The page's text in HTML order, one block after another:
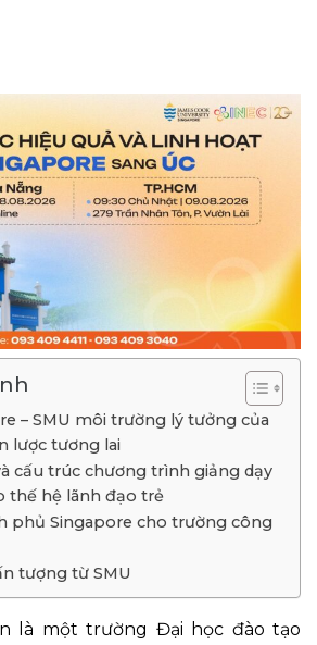
– SMU môi trường lý tưởng của
lược tương lai
cấu trúc chương trình giảng dạy
thế hệ lãnh đạo trẻ
phủ Singapore cho trường công
tượng từ SMU
là một trường Đại học đào tạo